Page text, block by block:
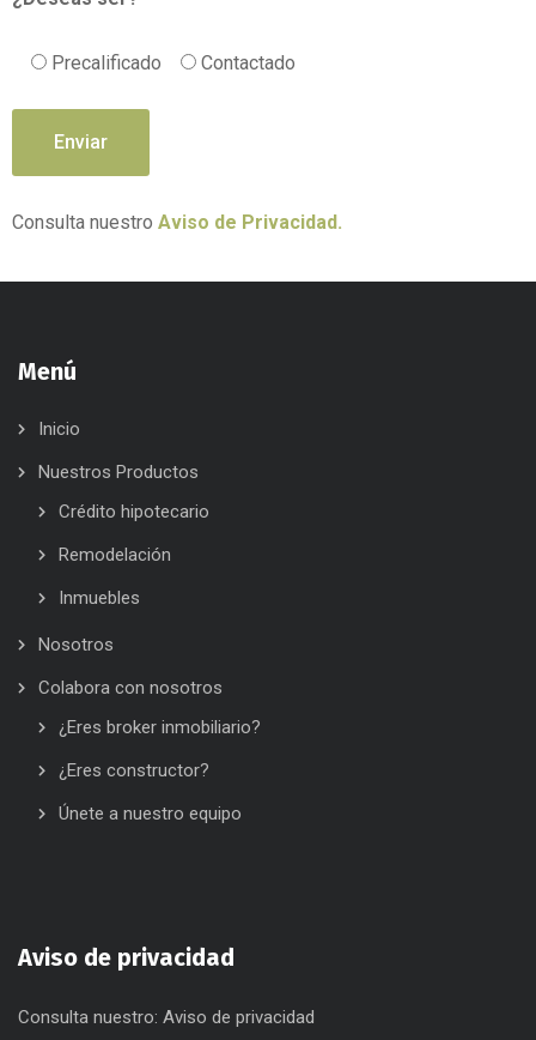
Precalificado Contactado
Consulta nuestro Aviso de Privacidad.
Menú
Inicio
Nuestros Productos
Crédito hipotecario
Remodelación
Inmuebles
Nosotros
Colabora con nosotros
¿Eres broker inmobiliario?
¿Eres constructor?
Únete a nuestro equipo
Aviso de privacidad
Consulta nuestro: Aviso de privacidad